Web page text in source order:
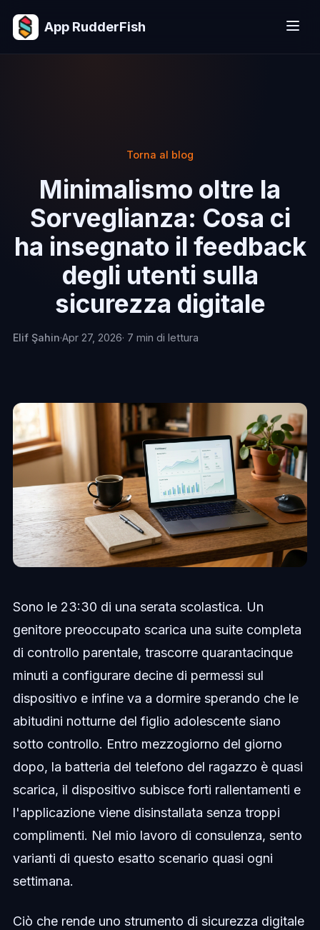
App RudderFish
Torna al blog
Minimalismo oltre la
Sorveglianza: Cosa ci
ha insegnato il feedback
degli utenti sulla
sicurezza digitale
Elif Şahin·Apr 27, 2026· 7 min di lettura
Sono le 23:30 di una serata scolastica. Un
genitore preoccupato scarica una suite completa
di controllo parentale, trascorre quarantacinque
minuti a configurare decine di permessi sul
dispositivo e infine va a dormire sperando che le
abitudini notturne del figlio adolescente siano
sotto controllo. Entro mezzogiorno del giorno
dopo, la batteria del telefono del ragazzo è quasi
scarica, il dispositivo subisce forti rallentamenti e
l'applicazione viene disinstallata senza troppi
complimenti. Nel mio lavoro di consulenza, sento
varianti di questo esatto scenario quasi ogni
settimana.
Ciò che rende uno strumento di sicurezza digitale